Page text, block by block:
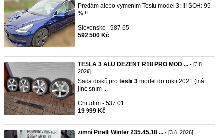
Predám alebo vymením Teslu model 3: !!! SOH: 95
% !! ...
Slovensko - 987 65
592 500 Kč
TESLA 3 ALU DEZENT R18 PRO MOD ... - [3.8.
2026]
Sada disků pro tesla 3 model do roku 2021 (má
jíné sním ...
Chrudim - 537 01
19 999 Kč
zimní Pirelli Winter 235.45.18 ... - [3.8. 2026]